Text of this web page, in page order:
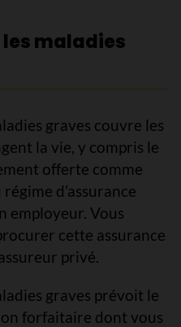
maladies
graves couvre les
la vie, y compris le
offerte comme
d’assurance
employeur. Vous
cette assurance
privé.
graves prévoit le
forfaitaire dont vous